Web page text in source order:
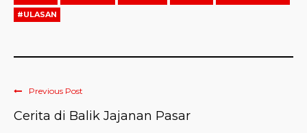
#ULASAN
Previous Post
Cerita di Balik Jajanan Pasar